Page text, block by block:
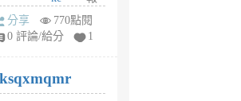
rv
pj
6
個
分享
770點閱
0 評論/給分
1